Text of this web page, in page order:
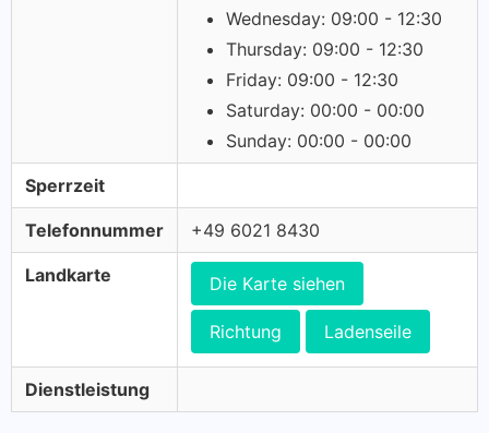
Wednesday: 09:00 - 12:30
Thursday: 09:00 - 12:30
Friday: 09:00 - 12:30
Saturday: 00:00 - 00:00
Sunday: 00:00 - 00:00
Sperrzeit
Telefonnummer +49 6021 8430
Landkarte Die Karte siehen
Richtung Ladenseile
Dienstleistung